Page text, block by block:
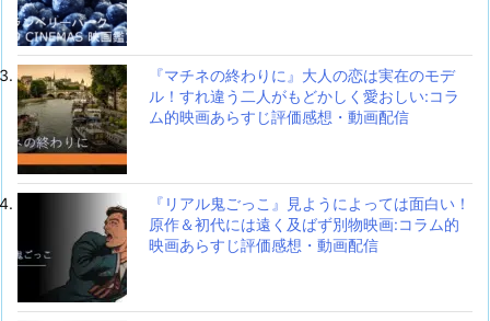
『マチネの終わりに』大人の恋は実在のモデ
ル！すれ違う二人がもどかしく愛おしい:コラ
ム的映画あらすじ評価感想・動画配信
『リアル鬼ごっこ』見ようによっては面白い！
原作＆初代には遠く及ばず別物映画:コラム的
映画あらすじ評価感想・動画配信